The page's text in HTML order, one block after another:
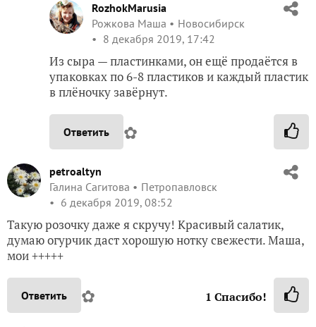
RozhokMarusia
Рожкова Маша
Новосибирск
8 декабря 2019, 17:42
Из сыра — пластинками, он ещё продаётся в
упаковках по 6-8 пластиков и каждый пластик
в плёночку завёрнут.
Ответить ✿
petroaltyn
Галина Сагитова
Петропавловск
6 декабря 2019, 08:52
Такую розочку даже я скручу! Красивый салатик,
думаю огурчик даст хорошую нотку свежести. Маша,
мои +++++
Ответить ✿ 1 Спасибо!